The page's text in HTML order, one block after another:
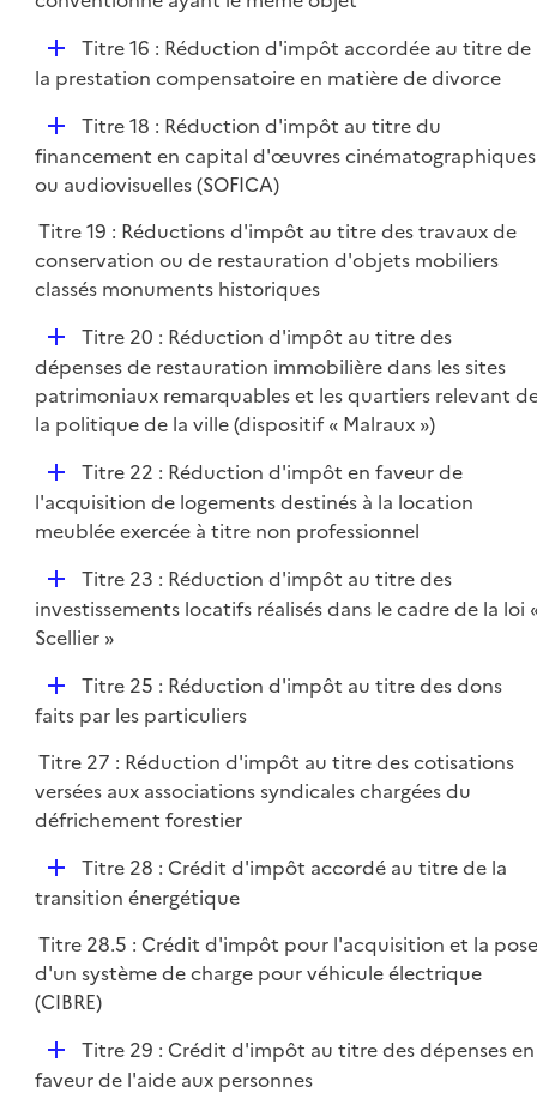
r
D
é
i
e
Titre 16 : Réduction d'impôt accordée au titre de
la prestation compensatoire en matière de divorce
D
é
p
i
e
r
Titre 18 : Réduction d'impôt au titre du
financement en capital d'œuvres cinématographiques
ou audiovisuelles (SOFICA)
Titre 19 : Réductions d'impôt au titre des travaux de
conservation ou de restauration d'objets mobiliers
classés monuments historiques
D
é
p
l
r
Titre 20 : Réduction d'impôt au titre des
dépenses de restauration immobilière dans les sites
patrimoniaux remarquables et les quartiers relevant
la politique de la ville (dispositif « Malraux »)
D
é
p
e
r
Titre 22 : Réduction d'impôt en faveur de
l'acquisition de logements destinés à la location
meublée exercée à titre non professionnel
D
é
p
e
Titre 23 : Réduction d'impôt au titre des
investissements locatifs réalisés dans le cadre de la loi
Scellier »
D
é
l
i
e
Titre 25 : Réduction d'impôt au titre des dons
faits par les particuliers
Titre 27 : Réduction d'impôt au titre des cotisations
versées aux associations syndicales chargées du
défrichement forestier
D
é
l
i
e
Titre 28 : Crédit d'impôt accordé au titre de la
transition énergétique
Titre 28.5 : Crédit d'impôt pour l'acquisition et la
d'un système de charge pour véhicule électrique
(CIBRE)
D
é
Titre 29 : Crédit d'impôt au titre des dépenses en
faveur de l'aide aux personnes